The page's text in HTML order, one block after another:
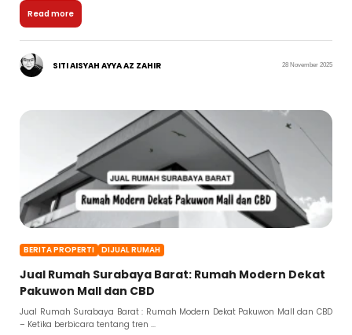
Read more
SITI AISYAH AYYA AZ ZAHIR 28 November 2025
BERITA PROPERTI DIJUAL RUMAH
Jual Rumah Surabaya Barat: Rumah Modern Dekat
Pakuwon Mall dan CBD
Jual Rumah Surabaya Barat : Rumah Modern Dekat Pakuwon Mall dan CBD
– Ketika berbicara tentang tren ...